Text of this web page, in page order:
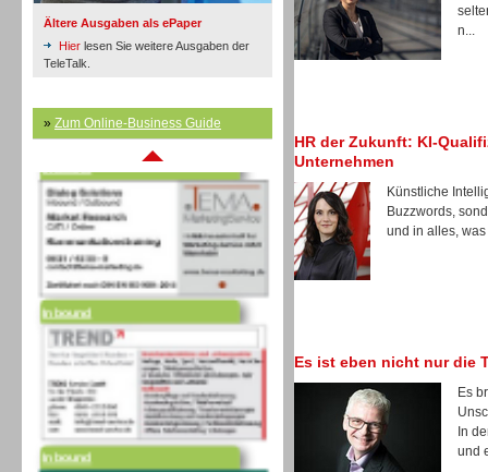
Ältere Ausgaben als ePaper
Hier lesen Sie weitere Ausgaben der
TeleTalk.
» Zum Online-Business Guide
Inbound
Inbound
Inbound
n...
HR der Zukunft: KI-
Unternehmen
Künstliche
Buzzwords,
und in alles,
Es ist eben nicht nur die
Es
In
und